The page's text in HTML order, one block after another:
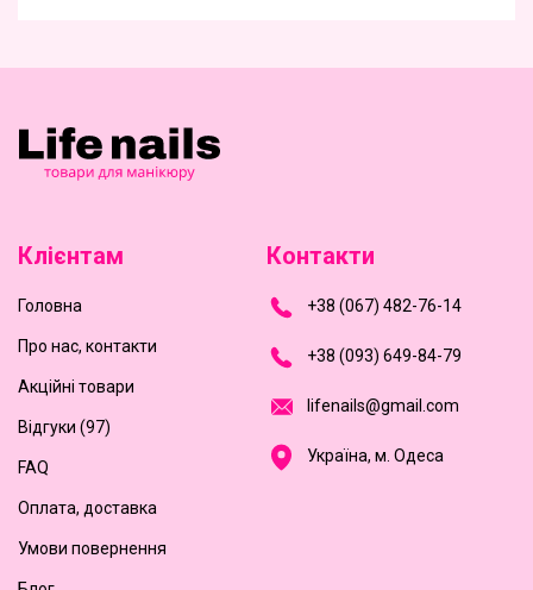
Клієнтам
Головна
Про нас, контакти
Акційні товари
Відгуки (97)
FAQ
Оплата, доставка
Умови повернення
Контакти
+38 (067) 482-76-14
+38 (093) 649-84-79
ifenai s@gmai com
Україна, м. Одеса